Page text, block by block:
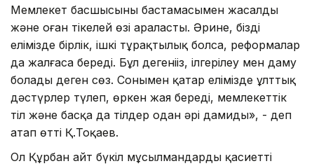
Мемлекет басшысының бастамасымен жасалды
және оған тікелей өзі араласты. Әрине, біздің
елімізде бірлік, ішкі тұрақтылық болса, реформалар
да жалғаса береді. Бұл дегеніңіз, ілгерілеу мен даму
болады деген сөз. Сонымен қатар елімізде ұлттық
дәстүрлер түлеп, өркен жая береді, мемлекеттік
тіл және басқа да тілдер одан әрі дамиды», - деп
атап өтті Қ.Тоқаев.
Ол Құрбан айт бүкіл мұсылмандардың қасиетті